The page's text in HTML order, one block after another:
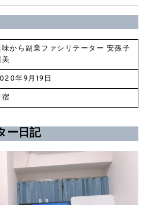
味から副業ファシリテーター 安孫子
年9月19日
宿
ー日記